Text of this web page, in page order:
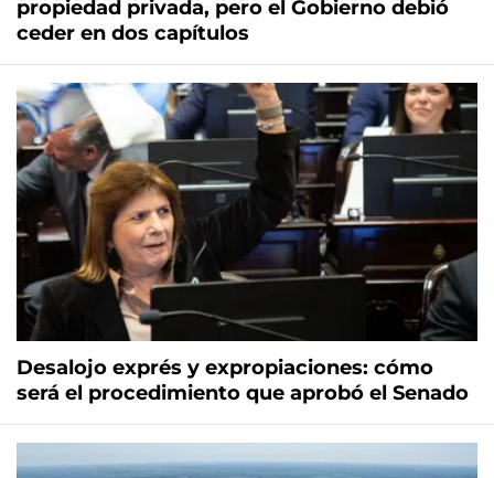
propiedad privada, pero el Gobierno debió
ceder en dos capítulos
Desalojo exprés y expropiaciones: cómo
será el procedimiento que aprobó el Senado